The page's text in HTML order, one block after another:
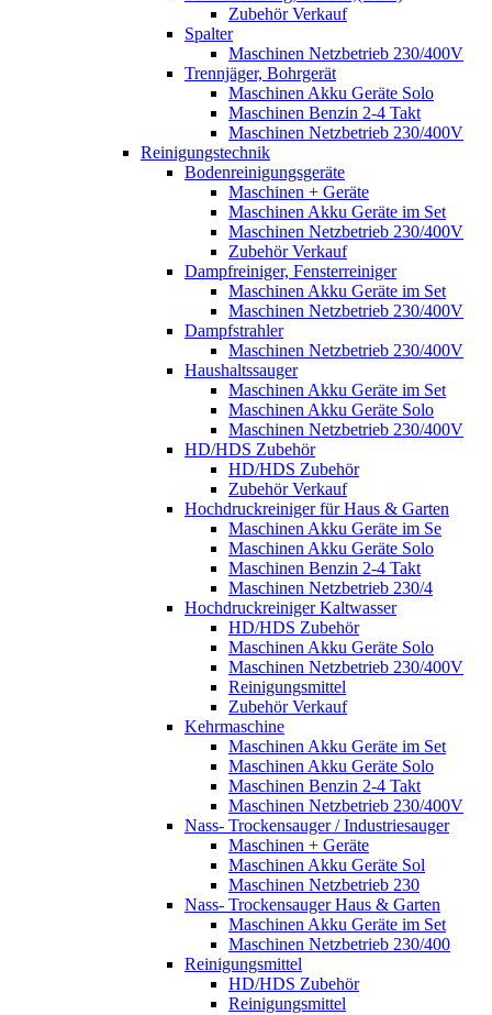
Zubehör Verkauf
Spalter
Maschinen Netzbetrieb 230/400V
Trennjäger, Bohrgerät
Maschinen Akku Geräte Solo
Maschinen Benzin 2-4 Takt
Maschinen Netzbetrieb 230/400V
Reinigungstechnik
Bodenreinigungsgeräte
Maschinen + Geräte
Maschinen Akku Geräte im Set
Maschinen Netzbetrieb 230/400V
Zubehör Verkauf
Dampfreiniger, Fensterreiniger
Maschinen Akku Geräte im Set
Maschinen Netzbetrieb 230/400V
Dampfstrahler
Maschinen Netzbetrieb 230/400V
Haushaltssauger
Maschinen Akku Geräte im Set
Maschinen Akku Geräte Solo
Maschinen Netzbetrieb 230/400V
HD/HDS Zubehör
HD/HDS Zubehör
Zubehör Verkauf
Hochdruckreiniger für Haus & Garten
Maschinen Akku Geräte im Se
Maschinen Akku Geräte Solo
Maschinen Benzin 2-4 Takt
Maschinen Netzbetrieb 230/4
Hochdruckreiniger Kaltwasser
HD/HDS Zubehör
Maschinen Akku Geräte Solo
Maschinen Netzbetrieb 230/400V
Reinigungsmittel
Zubehör Verkauf
Kehrmaschine
Maschinen Akku Geräte im Set
Maschinen Akku Geräte Solo
Maschinen Benzin 2-4 Takt
Maschinen Netzbetrieb 230/400V
Nass- Trockensauger / Industriesauger
Maschinen + Geräte
Maschinen Akku Geräte Sol
Maschinen Netzbetrieb 230
Nass- Trockensauger Haus & Garten
Maschinen Akku Geräte im Set
Maschinen Netzbetrieb 230/400
Reinigungsmittel
HD/HDS Zubehör
Reinigungsmittel